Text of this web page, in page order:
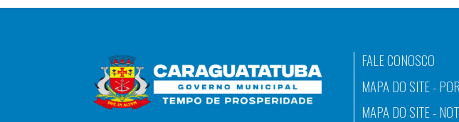
FALE CONOSCO
MAPA DO SITE -
MAPA DO SITE -